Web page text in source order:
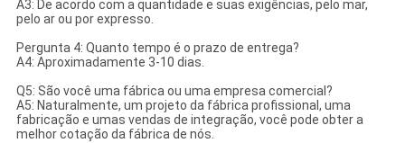
A3: De acordo com a quantidade e suas exigências, pelo mar,
pelo ar ou por expresso.
Pergunta 4: Quanto tempo é o prazo de entrega?
A4: Aproximadamente 3-10 dias.
Q5: São você uma fábrica ou uma empresa comercial?
A5: Naturalmente, um projeto da fábrica profissional, uma
fabricação e umas vendas de integração, você pode obter a
melhor cotação da fábrica de nós.